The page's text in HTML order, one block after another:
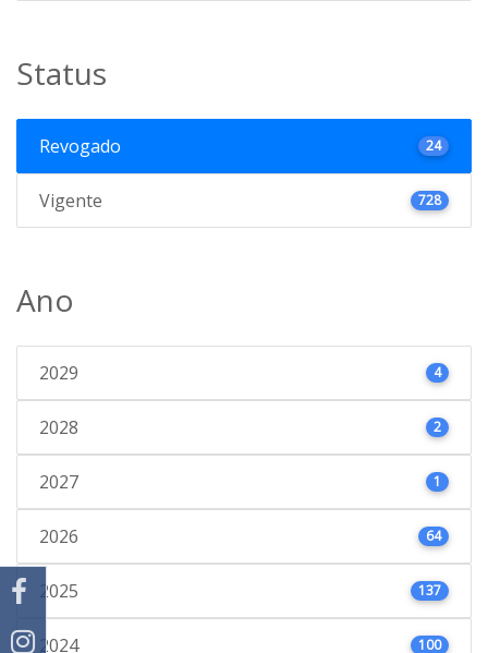
Status
Revogado 24
Vigente 728
Ano
2029 4
2028 2
2027 1
2026 64
2025 137
2024 100